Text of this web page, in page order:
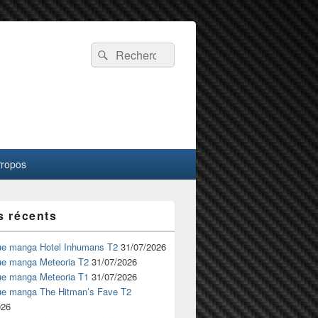
Recherche :
Rechercher
récents
manga Hotel Inhumans T2 31/07/2026
manga Meteoria T2 31/07/2026
manga Meteoria T1 31/07/2026
manga The Hitman’s Fave T2